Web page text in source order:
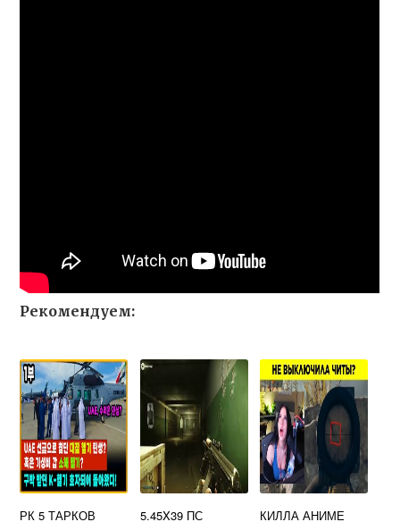
Рекомендуем:
РК 5 ТАРКОВ
5.45X39 ПС
КИЛЛА АНИМЕ